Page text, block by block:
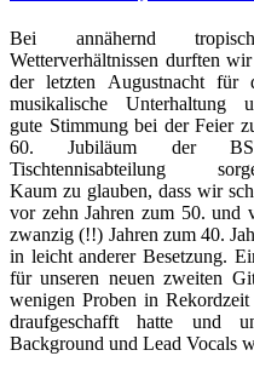
Bei annähernd
Wetterverhältnissen durften
der letzten Augustnacht für
musikalische Unterhaltung
gute Stimmung bei der Feier
60. Jubiläum der
Tischtennisabteilung
Kaum zu glauben, dass wir
vor zehn Jahren zum 50. und
zwanzig (!!) Jahren zum 40.
in leicht anderer Besetzung.
für unseren neuen zweiten
wenigen Proben in
draufgeschafft hatte und
Background und Lead Vocals